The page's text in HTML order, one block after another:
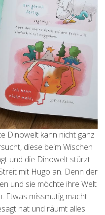
Dinowelt kann nicht ganz
diese beim Wischen
und die Dinowelt stürzt
mit Hugo an. Denn der
und sie möchte ihre Welt
Etwas missmutig macht
hat und räumt alles